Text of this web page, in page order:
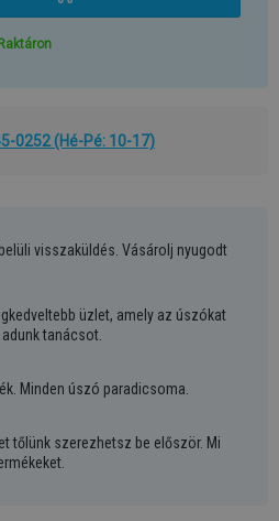
0252(Hé-Pé: 10-17)
visszaküldés. Vásárolj nyugodt
üzlet, amely az úszókat
tanácsot.
Minden úszó paradicsoma.
tőlünk szerezhetsz be először. Mi